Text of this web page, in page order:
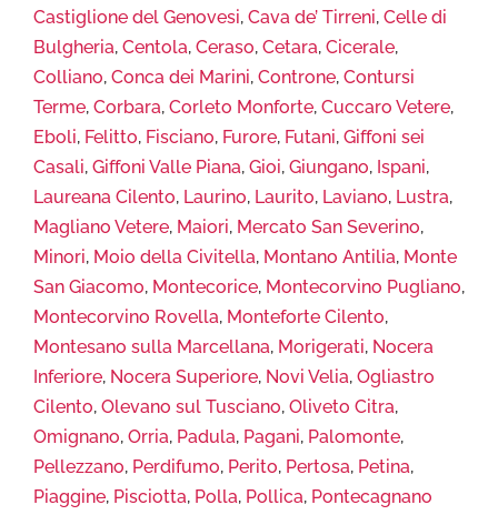
Castiglione del Genovesi, Cava de’ Tirreni, Celle di
Bulgheria, Centola, Ceraso, Cetara, Cicerale,
Colliano, Conca dei Marini, Controne, Contursi
Terme, Corbara, Corleto Monforte, Cuccaro Vetere,
Eboli, Felitto, Fisciano, Furore, Futani, Giffoni sei
Casali, Giffoni Valle Piana, Gioi, Giungano, Ispani,
Laureana Cilento, Laurino, Laurito, Laviano, Lustra,
Magliano Vetere, Maiori, Mercato San Severino,
Minori, Moio della Civitella, Montano Antilia, Monte
San Giacomo, Montecorice, Montecorvino Pugliano,
Montecorvino Rovella, Monteforte Cilento,
Montesano sulla Marcellana, Morigerati, Nocera
Inferiore, Nocera Superiore, Novi Velia, Ogliastro
Cilento, Olevano sul Tusciano, Oliveto Citra,
Omignano, Orria, Padula, Pagani, Palomonte,
Pellezzano, Perdifumo, Perito, Pertosa, Petina,
Piaggine, Pisciotta, Polla, Pollica, Pontecagnano